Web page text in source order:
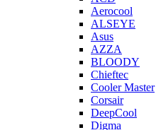
Aerocool
ALSEYE
Asus
AZZA
BLOODY
Chieftec
Cooler Master
Corsair
DeepCool
Digma